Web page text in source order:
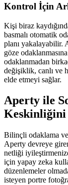
Kontrol İçin
Kişi biraz
basmalı otomatik
planı yakalayabilir.
göze
odaklanmadan
değişiklik, canlı ve
elde etmeyi sağlar.
Aperty ile
Keskinliğini
Bilinçli odaklama
Aperty devreye
netliği
için yapay zeka
düzenlemeler
isteyen portre